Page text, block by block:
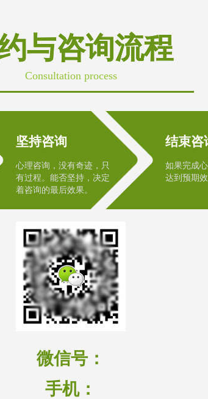
与咨询流程
Consultation process
坚持咨询
心理咨询，没有奇迹，只
有过程。能否坚持，决定
着咨询的最后效果。
结束咨
如果完成
达到预期
微信号：
手机：